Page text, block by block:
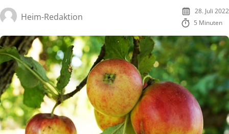
Heim-Redaktion
28. Juli 2022
5 Minuten